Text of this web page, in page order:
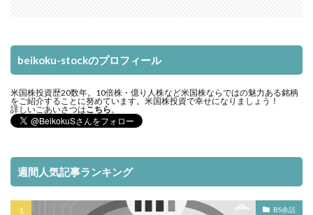
beikoku-stockのプロフィール
米国株投資歴20数年。10倍株・億り人株など米国株ならではの魅力ある銘柄
をご紹介することに努めています。米国株投資で幸せになりましょう！
詳しいごあいさつはこちら 。
週間人気記事ランキング
BS余話